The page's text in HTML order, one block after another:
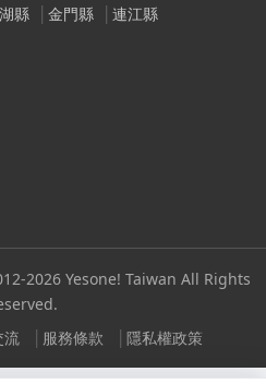
縣 金門縣 連江縣
2026 Yesone! Taiwan All Rights
流 服務條款 隱私權政策